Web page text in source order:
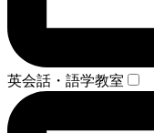
英会話・語学教室